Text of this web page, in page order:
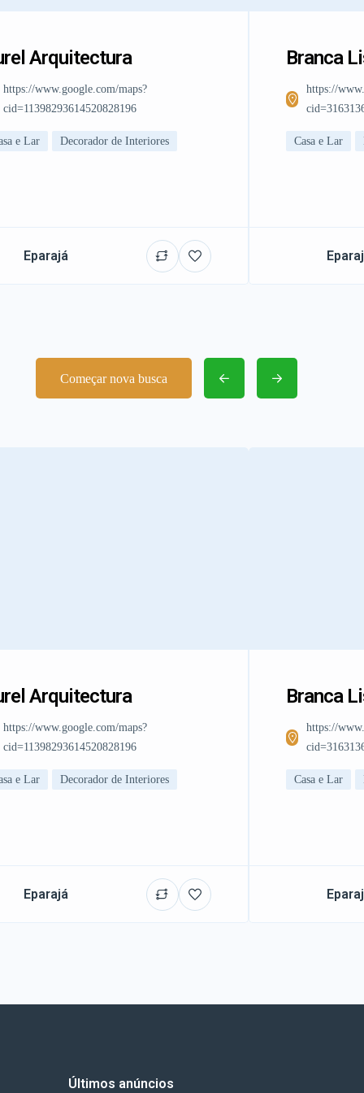
Arquitectura
https://www.google.com/maps?
cid=11398293614520828196
e Lar Decorador de Interiores
Eparajá
Branca
https://
Casa e Lar
Começar nova busca
Arquitectura
https://www.google.com/maps?
cid=11398293614520828196
e Lar Decorador de Interiores
Eparajá
Branca
https://
Casa e Lar
Últimos anúncios